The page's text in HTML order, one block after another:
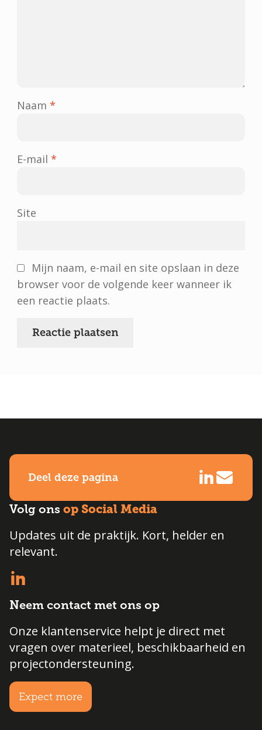
Naam*
E-mail*
Site
Mijn naam, e-mail en site opslaan in deze
browser voor de volgende keer wanneer ik
een reactie plaats.
Deel deze pagina
Volg ons op Social Media
Updates uit de praktijk. Kort, helder en
relevant.
Neem contact met ons op
Onze klantenservice helpt je direct met
vragen over materieel, beschikbaarheid en
projectondersteuning.
Expect more